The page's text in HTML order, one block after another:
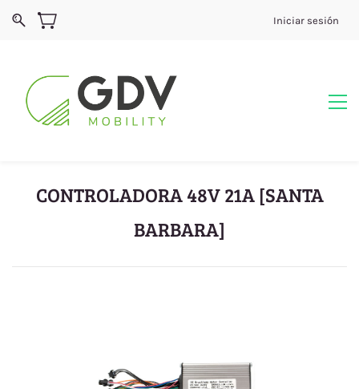
Iniciar sesión
CONTROLADORA 48V 21A [SANTA
BARBARA]